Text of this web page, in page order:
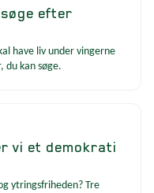
efter
have liv under vingerne
kan søge.
vi et demokrati
ytringsfriheden? Tre